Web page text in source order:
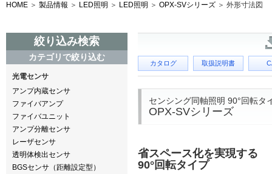
HOME 製品情報 LED照明 LED照明 OPX-SVシリーズ 外形寸法図
絞り込み検索
カテゴリで絞り込む
光電センサ
アンプ内蔵センサ
ファイバアンプ
ファイバユニット
アンプ分離センサ
レーザセンサ
透明体検出センサ
BGSセンサ（距離設定型）
カタログ 取扱説明書
センシング同軸照明 90°回転タ
OPX-SVシリーズ
省スペース化を実現する
90°回転タイプ